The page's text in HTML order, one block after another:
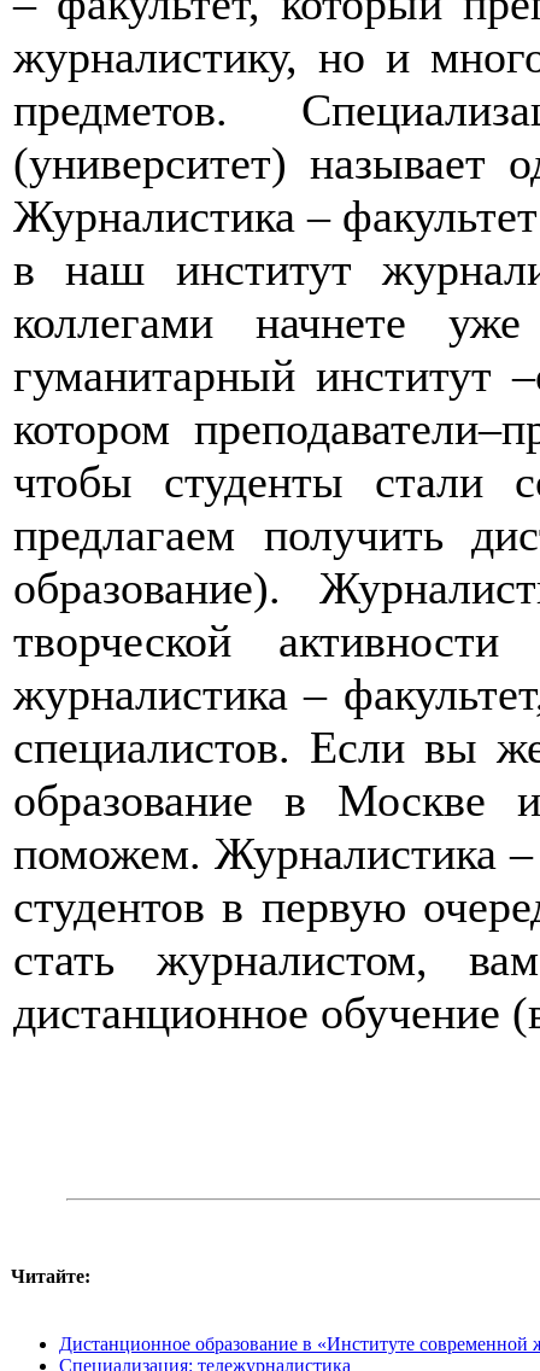
журналистику, но и
предметов.
(университет) называет
Журналистика –
в наш институт
коллегами начнете
гуманитарный институт
котором
чтобы студенты стали
предлагаем получить
образование).
творческой
журналистика –
специалистов. Если вы
образование в Москве
поможем. Журналистика
студентов в первую
стать журналистом,
дистанционное обучение
Читайте:
Дистанционное образование в «Институте современной
Специализация: тележурналистика